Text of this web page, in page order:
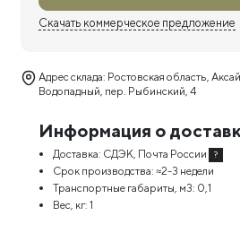
Скачать коммерческое предложение
Адрес склада: Ростовская область,
Водопадный, пер. Рыбинский, 4
Информация о
Доставка: СДЭК, Почта России ?
Срок производства: ≈2-3 недели
Транспортные габариты, м3: 0,1
Вес, кг: 1